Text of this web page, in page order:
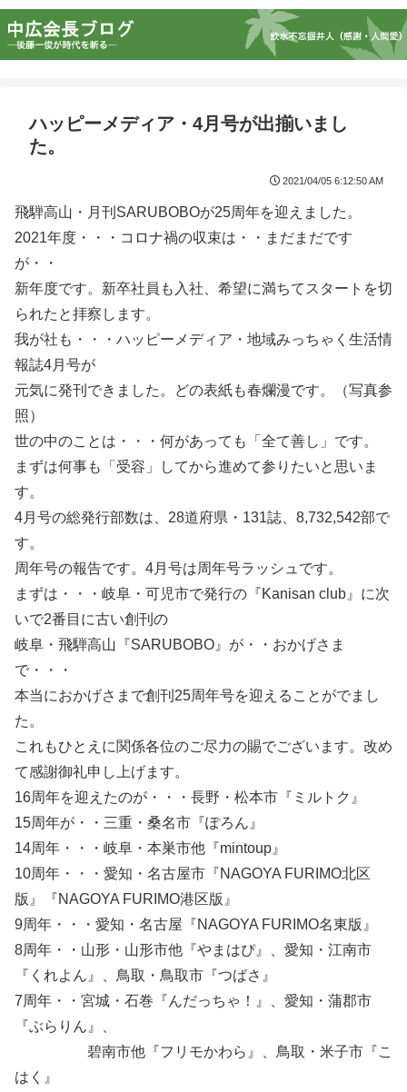
ハッピーメディア・4月号が出揃いまし
た。
2021/04/05 6:12:50 AM
飛騨高山・月刊SARUBOBOが25周年を迎えました。
2021年度・・・コロナ禍の収束は・・まだまだです
が・・
新年度です。新卒社員も入社、希望に満ちてスタートを切
られたと拝察します。
我が社も・・・ハッピーメディア・地域みっちゃく生活情
報誌4月号が
元気に発刊できました。どの表紙も春爛漫です。（写真参
照）
世の中のことは・・・何があっても「全て善し」です。
まずは何事も「受容」してから進めて参りたいと思いま
す。
4月号の総発行部数は、28道府県・131誌、8,732,542部で
す。
周年号の報告です。4月号は周年号ラッシュです。
まずは・・・岐阜・可児市で発行の『Kanisan club』に次
いで2番目に古い創刊の
岐阜・飛騨高山『SARUBOBO』が・・おかげさま
で・・・
本当におかげさまで創刊25周年号を迎えることがでまし
た。
これもひとえに関係各位のご尽力の賜でございます。改め
て感謝御礼申し上げます。
16周年を迎えたのが・・・長野・松本市『ミルトク』
15周年が・・三重・桑名市『ぽろん』
14周年・・・岐阜・本巣市他『mintoup』
10周年・・・愛知・名古屋市『NAGOYA FURIMO北区
版』『NAGOYA FURIMO港区版』
9周年・・・愛知・名古屋『NAGOYA FURIMO名東版』
8周年・・山形・山形市他『やまはぴ』、愛知・江南市
『くれよん』、鳥取・鳥取市『つばさ』
7周年・・宮城・石巻『んだっちゃ！』、愛知・蒲郡市
『ぶらりん』、
碧南市他『フリモかわら』、鳥取・米子市『こ
はく』